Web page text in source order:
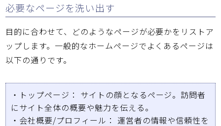
必要なページを洗い出す
目的に合わせて、どのようなページが必要かをリストア
ップします。一般的なホームページでよくあるページは
以下の通りです。
・ トップページ： サイトの顔となるページ。訪問者
にサイト全体の概要や魅力を伝える。
・ 会社概要/プロフィール： 運営者の情報や信頼性を